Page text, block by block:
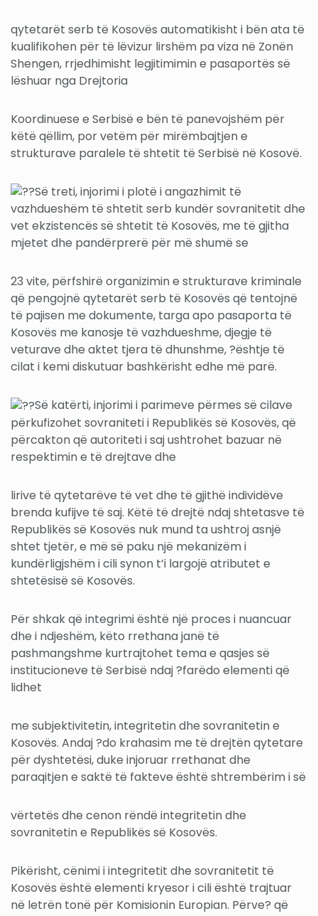
qytetarët serb të Kosovës automatikisht i bën ata të
kualifikohen për të lëvizur lirshëm pa viza në Zonën
Shengen, rrjedhimisht legjitimimin e pasaportës së
lëshuar nga Drejtoria
Koordinuese e Serbisë e bën të panevojshëm për
këtë qëllim, por vetëm për mirëmbajtjen e
strukturave paralele të shtetit të Serbisë në Kosovë.
Së treti, injorimi i plotë i angazhimit të
vazhdueshëm të shtetit serb kundër sovranitetit dhe
vet ekzistencës së shtetit të Kosovës, me të gjitha
mjetet dhe pandërprerë për më shumë se
23 vite, përfshirë organizimin e strukturave kriminale
që pengojnë qytetarët serb të Kosovës që tentojnë
të pajisen me dokumente, targa apo pasaporta të
Kosovës me kanosje të vazhdueshme, djegje të
veturave dhe aktet tjera të dhunshme, ?ështje të
cilat i kemi diskutuar bashkërisht edhe më parë.
Së katërti, injorimi i parimeve përmes së cilave
përkufizohet sovraniteti i Republikës së Kosovës, që
përcakton që autoriteti i saj ushtrohet bazuar në
respektimin e të drejtave dhe
lirive të qytetarëve të vet dhe të gjithë individëve
brenda kufijve të saj. Këtë të drejtë ndaj shtetasve të
Republikës së Kosovës nuk mund ta ushtroj asnjë
shtet tjetër, e më së paku një mekanizëm i
kundërligjshëm i cili synon t’i largojë atributet e
shtetësisë së Kosovës.
Për shkak që integrimi është një proces i nuancuar
dhe i ndjeshëm, këto rrethana janë të
pashmangshme kurtrajtohet tema e qasjes së
institucioneve të Serbisë ndaj ?farëdo elementi që
lidhet
me subjektivitetin, integritetin dhe sovranitetin e
Kosovës. Andaj ?do krahasim me të drejtën qytetare
për dyshtetësi, duke injoruar rrethanat dhe
paraqitjen e saktë të fakteve është shtrembërim i së
vërtetës dhe cenon rëndë integritetin dhe
sovranitetin e Republikës së Kosovës.
Pikërisht, cënimi i integritetit dhe sovranitetit të
Kosovës është elementi kryesor i cili është trajtuar
në letrën tonë për Komisionin Europian. Përve? që